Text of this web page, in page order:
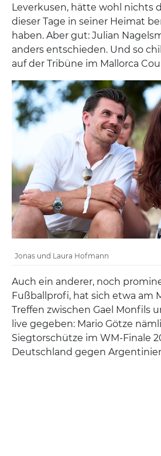
Leverkusen, hätte wohl nichts
dieser Tage in seiner Heimat
haben. Aber gut: Julian
anders entschieden. Und so
auf der Tribüne im Mallorca
Jonas und Laura Hofmann
Auch ein anderer, noch
Fußballprofi, hat sich etwa am
Treffen zwischen Gael Monfils
live gegeben: Mario Götze
Siegtorschütze im WM-Finale
Deutschland gegen